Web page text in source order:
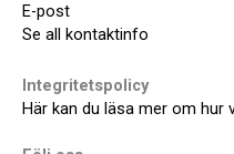
E-post
Se all kontaktinfo
Integritetspolicy
Här kan du läsa mer om hur